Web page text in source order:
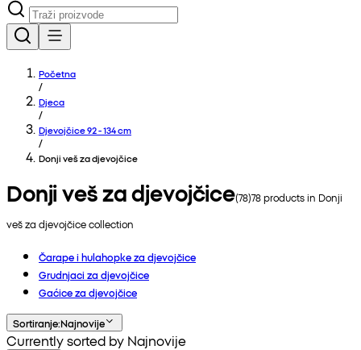
Početna
/
Djeca
/
Djevojčice 92 - 134 cm
/
Donji veš za djevojčice
Donji veš za djevojčice(78)78products in Donji
veš za djevojčicecollection
Čarape i hulahopke za djevojčice
Grudnjaci za djevojčice
Gaćice za djevojčice
Sortiranje:Najnovije
Currently sorted by Najnovije